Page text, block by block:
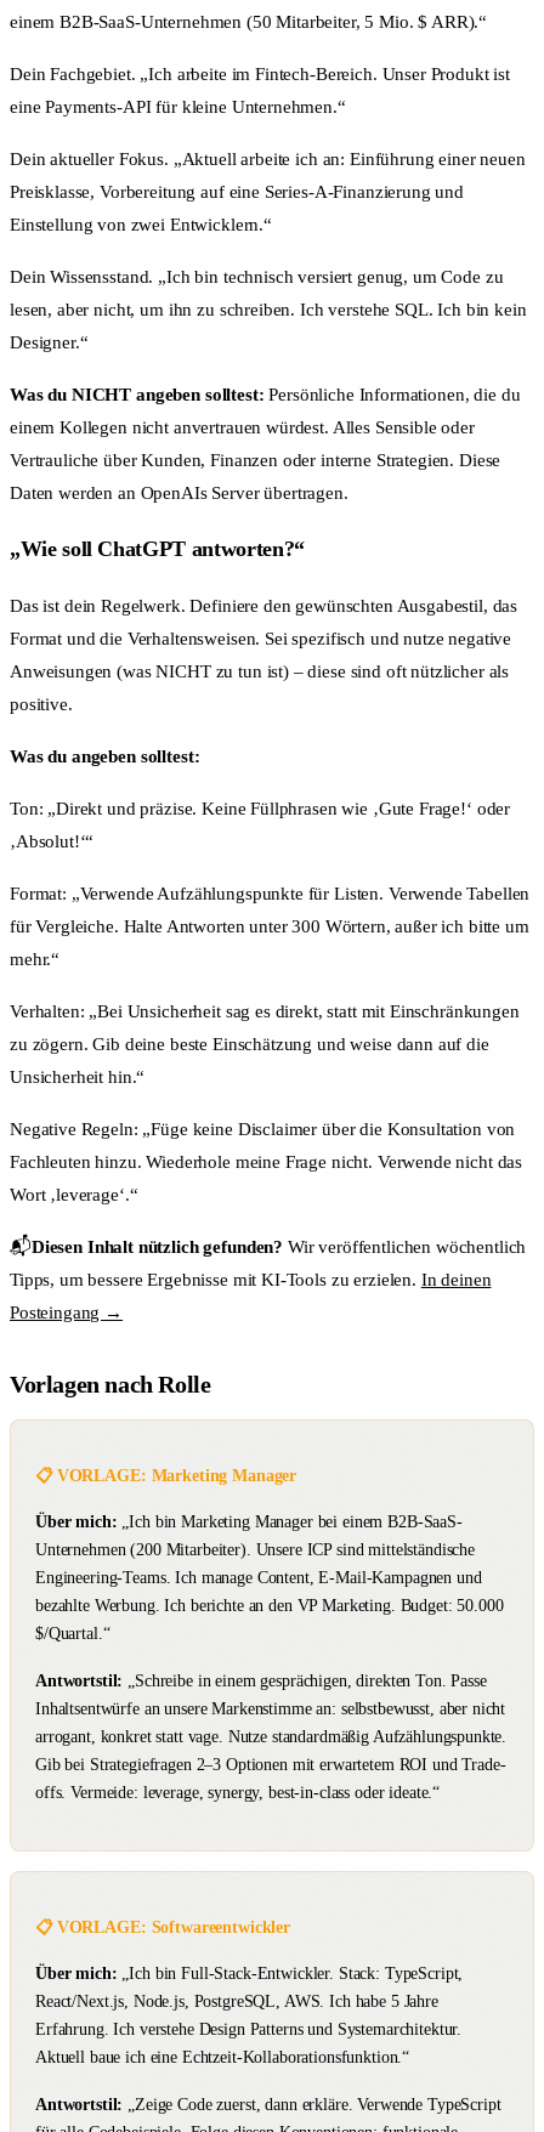
einem B2B-SaaS-Unternehmen (50 Mitarbeiter, 5 Mio. $ ARR).“
Dein Fachgebiet. „Ich arbeite im Fintech-Bereich. Unser Produkt ist
eine Payments-API für kleine Unternehmen.“
Dein aktueller Fokus. „Aktuell arbeite ich an: Einführung einer neuen
Preisklasse, Vorbereitung auf eine Series-A-Finanzierung und
Einstellung von zwei Entwicklern.“
Dein Wissensstand. „Ich bin technisch versiert genug, um Code zu
lesen, aber nicht, um ihn zu schreiben. Ich verstehe SQL. Ich bin kein
Designer.“
Was du NICHT angeben solltest: Persönliche Informationen, die du
einem Kollegen nicht anvertrauen würdest. Alles Sensible oder
Vertrauliche über Kunden, Finanzen oder interne Strategien. Diese
Daten werden an OpenAIs Server übertragen.
„Wie soll ChatGPT antworten?“
Das ist dein Regelwerk. Definiere den gewünschten Ausgabestil, das
Format und die Verhaltensweisen. Sei spezifisch und nutze negative
Anweisungen (was NICHT zu tun ist) – diese sind oft nützlicher als
positive.
Was du angeben solltest:
Ton: „Direkt und präzise. Keine Füllphrasen wie ‚Gute Frage!‘ oder
‚Absolut!‘“
Format: „Verwende Aufzählungspunkte für Listen. Verwende Tabellen
für Vergleiche. Halte Antworten unter 300 Wörtern, außer ich bitte um
mehr.“
Verhalten: „Bei Unsicherheit sag es direkt, statt mit Einschränkungen
zu zögern. Gib deine beste Einschätzung und weise dann auf die
Unsicherheit hin.“
Negative Regeln: „Füge keine Disclaimer über die Konsultation von
Fachleuten hinzu. Wiederhole meine Frage nicht. Verwende nicht das
Wort ‚leverage‘.“
📬Diesen Inhalt nützlich gefunden? Wir veröffentlichen wöchentlich
Tipps, um bessere Ergebnisse mit KI-Tools zu erzielen. In deinen
Posteingang →
Vorlagen nach Rolle
📋 VORLAGE: Marketing Manager
Über mich: „Ich bin Marketing Manager bei einem B2B-SaaS-
Unternehmen (200 Mitarbeiter). Unsere ICP sind mittelständische
Engineering-Teams. Ich manage Content, E-Mail-Kampagnen und
bezahlte Werbung. Ich berichte an den VP Marketing. Budget: 50.000
$/Quartal.“
Antwortstil: „Schreibe in einem gesprächigen, direkten Ton. Passe
Inhaltsentwürfe an unsere Markenstimme an: selbstbewusst, aber nicht
arrogant, konkret statt vage. Nutze standardmäßig Aufzählungspunkte.
Gib bei Strategiefragen 2–3 Optionen mit erwartetem ROI und Trade-
offs. Vermeide: leverage, synergy, best-in-class oder ideate.“
📋 VORLAGE: Softwareentwickler
Über mich: „Ich bin Full-Stack-Entwickler. Stack: TypeScript,
React/Next.js, Node.js, PostgreSQL, AWS. Ich habe 5 Jahre
Erfahrung. Ich verstehe Design Patterns und Systemarchitektur.
Aktuell baue ich eine Echtzeit-Kollaborationsfunktion.“
Antwortstil: „Zeige Code zuerst, dann erkläre. Verwende TypeScript